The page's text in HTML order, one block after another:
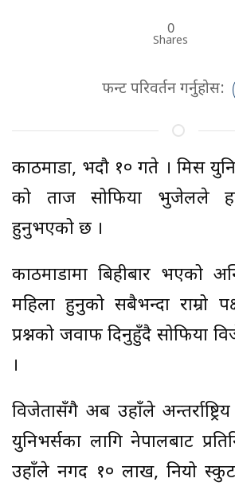
0
Shares
फन्ट परिवर्तन गर्नुहोस:
काठमाडौं, भदौ १० गते । मिस
को ताज सोफिया भुजेलले
हुनुभएको छ ।
काठमाडौंमा बिहीबार भएको
महिला हुनुको सबैभन्दा राम्रो
प्रश्नको जवाफ दिनुहुँदै सोफिया
।
विजेतासँगै अब उहाँले अन्तर्राष्ट्रिय
युनिभर्सका लागि नेपालबाट
उहाँले नगद १० लाख, नियो